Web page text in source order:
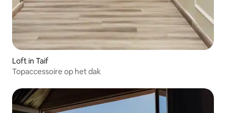
Loft in Taif
Topaccessoire op het dak